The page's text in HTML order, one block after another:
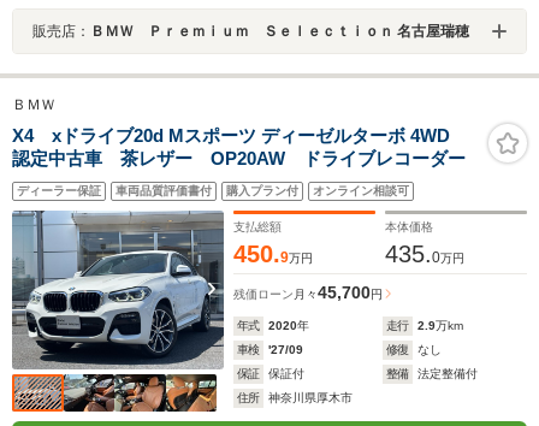
販売店： ＢＭＷ Ｐｒｅｍｉｕｍ Ｓｅｌｅｃｔｉｏｎ 名古屋瑞穂
ＢＭＷ
X4 xドライブ20d Mスポーツ ディーゼルターボ 4WD
認定中古車 茶レザー OP20AW ドライブレコーダー
ディーラー保証 車両品質評価書付 購入プラン付 オンライン相談可
支払総額
450.9万円
本体価格
435.0万円
残価ローン 月々45,700円
年式 2020年 走行 2.9万km
車検
'27/09 修復
なし
保証
保証付 整備
法定整備付
住所
神奈川県厚木市